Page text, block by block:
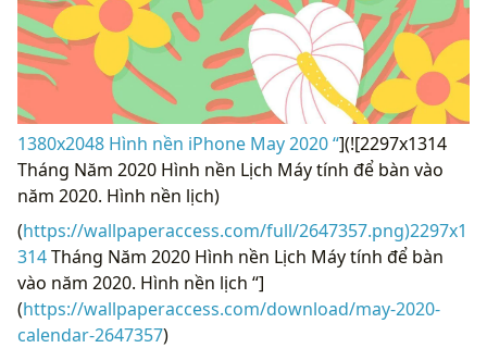
1380x2048 Hình nền iPhone May 2020 “](![2297x1314
Tháng Năm 2020 Hình nền Lịch Máy tính để bàn vào
năm 2020. Hình nền lịch)
(https://wallpaperaccess.com/full/2647357.png)2297x1
314Tháng Năm 2020 Hình nền Lịch Máy tính để bàn
vào năm 2020. Hình nền lịch “]
(https://wallpaperaccess.com/download/may-2020-
calendar-2647357)